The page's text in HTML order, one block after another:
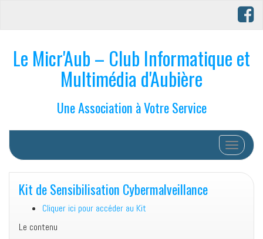
Le Micr'Aub – Club Informatique et
Multimédia d'Aubière
Une Association à Votre Service
Afficher/
Kit de Sensibilisation Cybermalveillance
Cliquer ici pour accéder au Kit
Le contenu